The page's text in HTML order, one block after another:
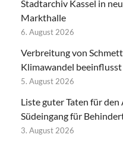
Stadtarchiv Kassel in
Markthalle
6. August 2026
Verbreitung von
Klimawandel beeinflusst
5. August 2026
Liste guter Taten für
Südeingang für
3. August 2026